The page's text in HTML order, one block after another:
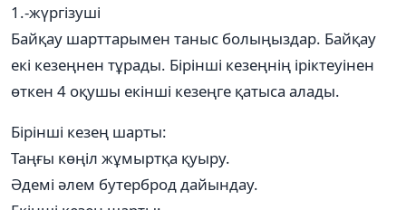
1.-жүргізуші
Байқау шарттарымен таныс болыңыздар. Байқау
екі кезеңнен тұрады. Бірінші кезеңнің іріктеуінен
өткен 4 оқушы екінші кезеңге қатыса алады.
Бірінші кезең шарты:
Таңғы көңіл жұмыртқа қуыру.
Әдемі әлем бутерброд дайындау.